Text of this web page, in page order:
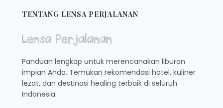
KOPI
TERBAIK
MENYAMBUT
BUKA
PUASA
TENTANG LENSA PERJALANAN
Panduan lengkap untuk merencanakan liburan
impian Anda. Temukan rekomendasi hotel, kuliner
lezat, dan destinasi healing terbaik di seluruh
Indonesia.